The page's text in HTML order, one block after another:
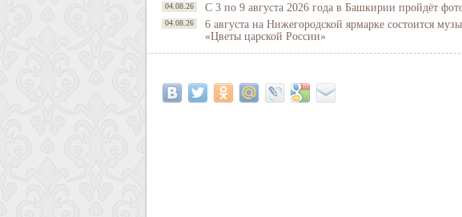
04.08.26 С 3 по 9 августа 2026 года в Башкирии пройдёт
04.08.26
6 августа на Нижегородской ярмарке состоится
«Цветы царской России»